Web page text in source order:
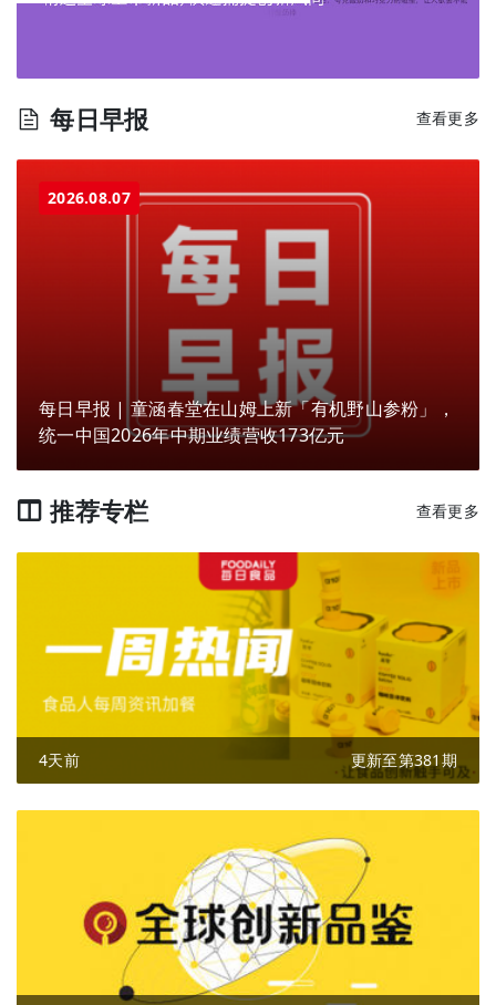
每日早报 查看更多
2026.08.07
每日早报 | 童涵春堂在山姆上新「有机野山参粉」，
统一中国2026年中期业绩营收173亿元
推荐专栏 查看更多
4天前 更新至第381期